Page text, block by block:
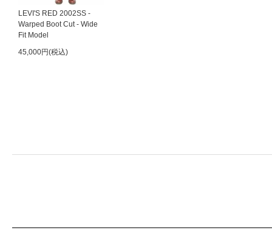
LEVI'S RED 2002SS -
Warped Boot Cut - Wide
Fit Model
45,000円(税込)